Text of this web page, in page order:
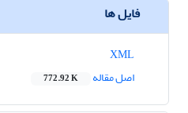
فایل ها
اصل مقاله
772.92 K